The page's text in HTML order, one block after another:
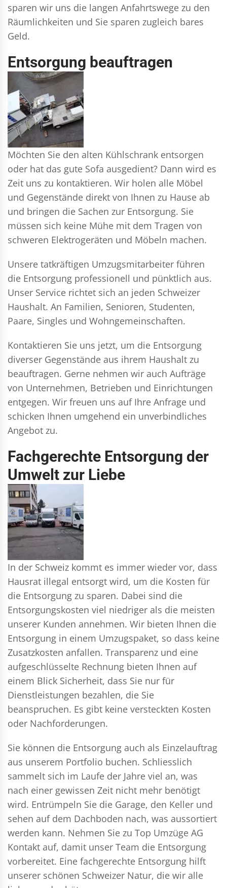
sparen wir uns die langen Anfahrtswege zu den
Räumlichkeiten und Sie sparen zugleich bares
Geld.
Entsorgung beauftragen
Möchten Sie den alten Kühlschrank entsorgen
oder hat das gute Sofa ausgedient? Dann wird es
Zeit uns zu kontaktieren. Wir holen alle Möbel
und Gegenstände direkt von Ihnen zu Hause ab
und bringen die Sachen zur Entsorgung. Sie
müssen sich keine Mühe mit dem Tragen von
schweren Elektrogeräten und Möbeln machen.
Unsere tatkräftigen Umzugsmitarbeiter führen
die Entsorgung professionell und pünktlich aus.
Unser Service richtet sich an jeden Schweizer
Haushalt. An Familien, Senioren, Studenten,
Paare, Singles und Wohngemeinschaften.
Kontaktieren Sie uns jetzt, um die Entsorgung
diverser Gegenstände aus ihrem Haushalt zu
beauftragen. Gerne nehmen wir auch Aufträge
von Unternehmen, Betrieben und Einrichtungen
entgegen. Wir freuen uns auf Ihre Anfrage und
schicken Ihnen umgehend ein unverbindliches
Angebot zu.
Fachgerechte Entsorgung der
Umwelt zur Liebe
In der Schweiz kommt es immer wieder vor, dass
Hausrat illegal entsorgt wird, um die Kosten für
die Entsorgung zu sparen. Dabei sind die
Entsorgungskosten viel niedriger als die meisten
unserer Kunden annehmen. Wir bieten Ihnen die
Entsorgung in einem Umzugspaket, so dass keine
Zusatzkosten anfallen. Transparenz und eine
aufgeschlüsselte Rechnung bieten Ihnen auf
einem Blick Sicherheit, dass Sie nur für
Dienstleistungen bezahlen, die Sie
beanspruchen. Es gibt keine versteckten Kosten
oder Nachforderungen.
Sie können die Entsorgung auch als Einzelauftrag
aus unserem Portfolio buchen. Schliesslich
sammelt sich im Laufe der Jahre viel an, was
nach einer gewissen Zeit nicht mehr benötigt
wird. Entrümpeln Sie die Garage, den Keller und
sehen auf dem Dachboden nach, was aussortiert
werden kann. Nehmen Sie zu Top Umzüge AG
Kontakt auf, damit unser Team die Entsorgung
vorbereitet. Eine fachgerechte Entsorgung hilft
unserer schönen Schweizer Natur, die wir alle